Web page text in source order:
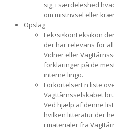
sig, i særdeleshed
om mistrivsel eller
Opslag
Lek•si•konLeksikon
der har relevans for
Vidner eller
forklaringer på de
interne lingo.
ForkortelserEn liste
Vagttårnsselskabet
Ved hjælp af denne
hvilken litteratur der
i materialer fra